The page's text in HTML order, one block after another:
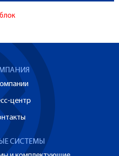
центр
СИСТЕМЫ